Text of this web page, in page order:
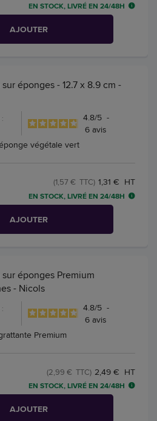
EN STOCK, LIVRÉ EN 24/48H
AJOUTER
éponges - 12.7 x 8.9 cm -
4.8/5 -
6avis
végétale vert
1,31 € HT
(1,57 € TTC)
EN STOCK, LIVRÉ EN 24/48H
AJOUTER
sur éponges Premium
- Nicols
4.8/5 -
6avis
Premium
2,49 € HT
(2,99 € TTC)
EN STOCK, LIVRÉ EN 24/48H
AJOUTER